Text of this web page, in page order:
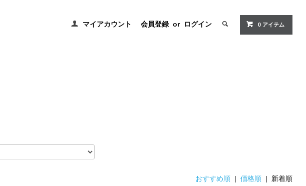
マイアカウント 会員登録 or ログイン 0 アイテム
おすすめ順 |価格順 | 新着順